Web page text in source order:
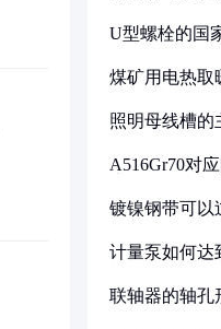
U型螺栓的国
煤矿用电热取
照明母线槽的
A516Gr70对
镀镍钢带可以
计量泵如何达
联轴器的轴孔